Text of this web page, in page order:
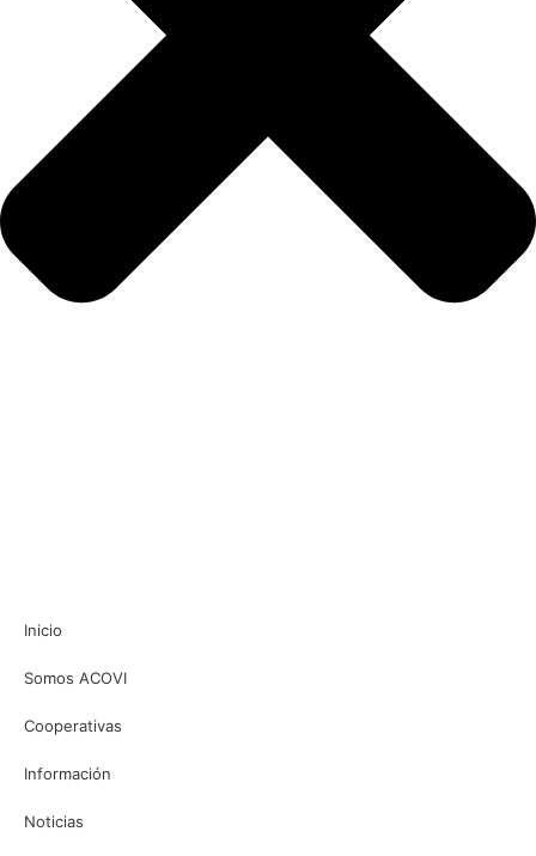
Inicio
Somos ACOVI
Cooperativas
Información
Noticias